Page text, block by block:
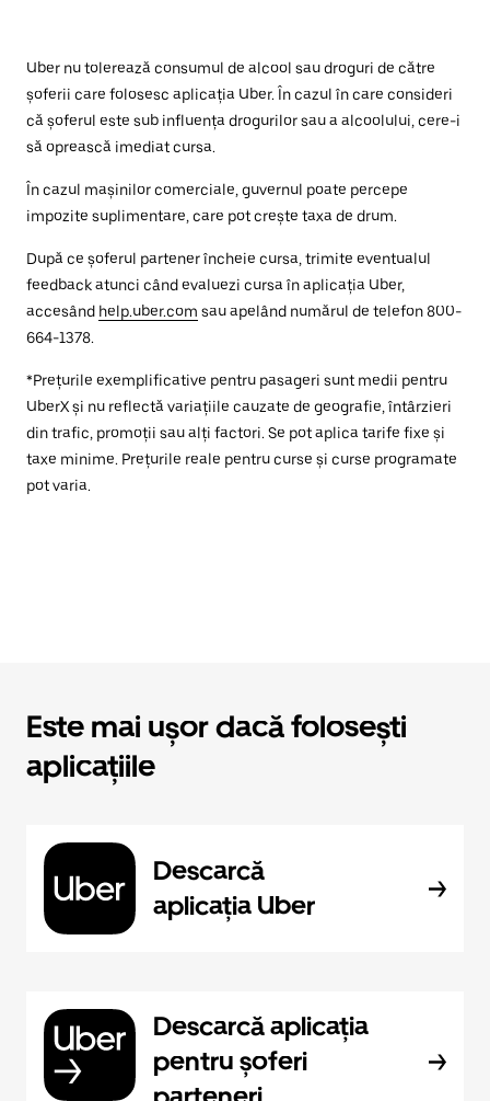
Uber nu tolerează consumul de alcool sau droguri de către
șoferii care folosesc aplicația Uber. În cazul în care consideri
că șoferul este sub influența drogurilor sau a alcoolului, cere-i
să oprească imediat cursa.
În cazul mașinilor comerciale, guvernul poate percepe
impozite suplimentare, care pot crește taxa de drum.
După ce șoferul partener încheie cursa, trimite eventualul
feedback atunci când evaluezi cursa în aplicația Uber,
accesând help.uber.com sau apelând numărul de telefon 800-
664-1378.
*Prețurile exemplificative pentru pasageri sunt medii pentru
UberX și nu reflectă variațiile cauzate de geografie, întârzieri
din trafic, promoții sau alți factori. Se pot aplica tarife fixe și
taxe minime. Prețurile reale pentru curse și curse programate
pot varia.
Este mai ușor dacă folosești
aplicațiile
Descarcă
aplicația Uber
Descarcă aplicația
pentru șoferi